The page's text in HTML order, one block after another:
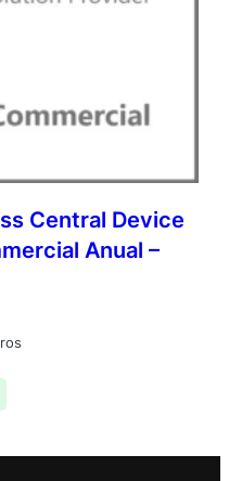
Central Device
Anual –